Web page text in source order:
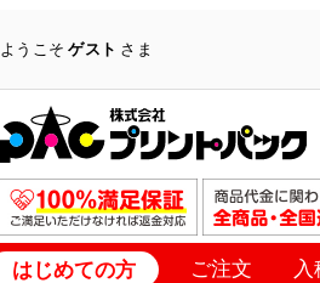
ようこそゲスト さま
はじめての方 ご注文 入